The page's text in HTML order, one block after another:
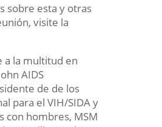
sobre esta y otras
visite la
a la multitud en
AIDS
de de los
para el VIH/SIDA y
con hombres, MSM